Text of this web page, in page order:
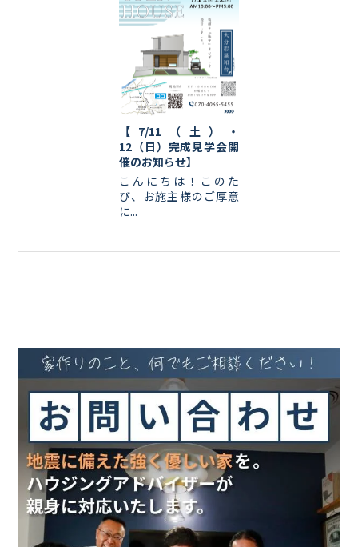
【7/11（土）・
12（日）完成見学会開
催のお知らせ】
こんにちは！このた
び、お施主様のご厚意
に...